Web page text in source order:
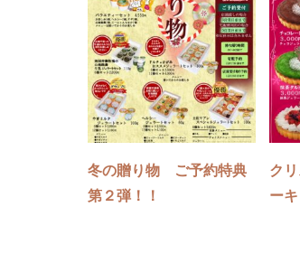
冬の贈り物 ご予約特典
第２弾！！
ク
ー